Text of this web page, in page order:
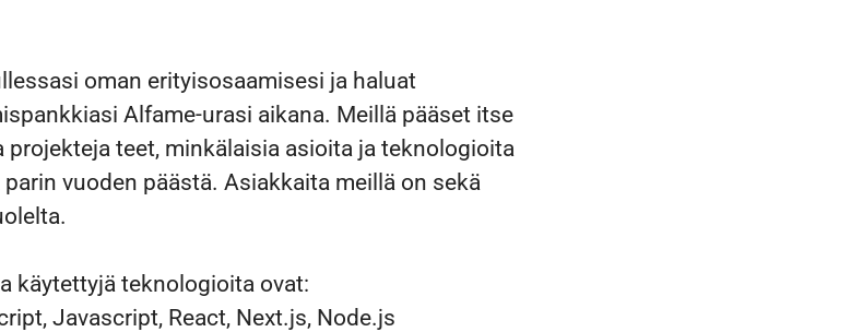
oman erityisosaamisesi ja haluat
Alfame-urasi aikana. Meillä pääset itse
teet, minkälaisia asioita ja teknologioita
vuoden päästä. Asiakkaita meillä on sekä
käytettyjä teknologioita ovat:
Javascript, React, Next.js, Node.js